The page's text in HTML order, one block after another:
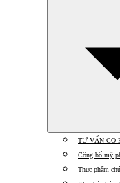
TƯ VẤN CO
Công bố mỹ
Thực phẩm